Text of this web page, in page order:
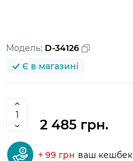
Модель: D-34126
Є в магазині
2 485 грн.
+ 99 грн ваш кешбек